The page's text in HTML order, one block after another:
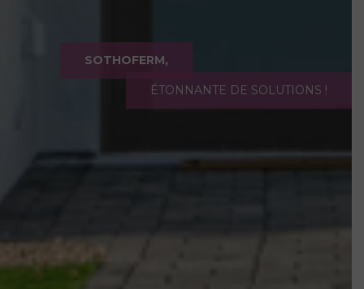
SOTHOFERM,
ÉTONNANTE DE SOLUTIONS !